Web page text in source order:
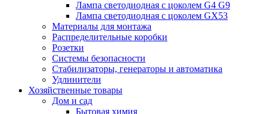
Лампа светодиодная с цоколем G4 G9
Лампа светодиодная с цоколем GX53
Материалы для монтажа
Распределительные коробки
Розетки
Системы безопасности
Стабилизаторы, генераторы и автоматика
Удлинители
Хозяйственные товары
Дом и сад
Бытовая химия